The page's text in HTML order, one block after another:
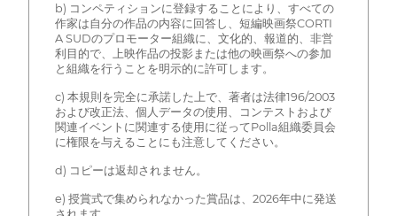
b) コンペティションに登録することにより、すべての
作家は自分の作品の内容に回答し、短編映画祭CORTI
A SUDのプロモーター組織に、文化的、報道的、非営
利目的で、上映作品の投影または他の映画祭への参加
と組織を行うことを明示的に許可します。
c) 本規則を完全に承諾した上で、著者は法律196/2003
および改正法、個人データの使用、コンテストおよび
関連イベントに関連する使用に従ってPolla組織委員会
に権限を与えることにも注意してください。
d) コピーは返却されません。
e) 授賞式で集められなかった賞品は、2026年中に発送